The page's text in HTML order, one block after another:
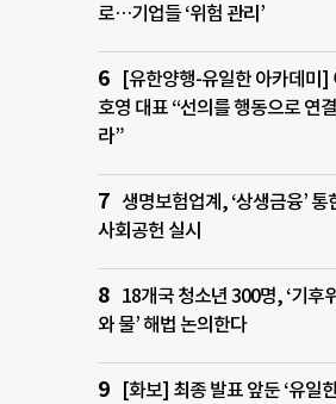
로…기업들 ‘위험 관리’
[유한양행-유일한 아카데미]
호영 대표 “선의를 행동으로 연
라”
생명보험업계, ‘상생금융’ 통
사회공헌 실시
18개국 청소년 300명, ‘기후
와 물’ 해법 논의한다
[화보] 최종 발표 앞둔 ‘유일